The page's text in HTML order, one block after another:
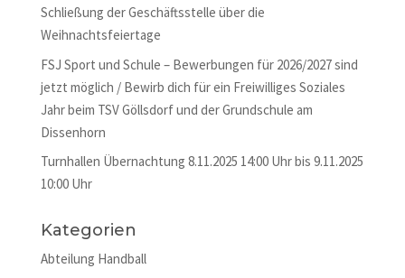
Schließung der Geschäftsstelle über die
Weihnachtsfeiertage
FSJ Sport und Schule – Bewerbungen für 2026/2027 sind
jetzt möglich / Bewirb dich für ein Freiwilliges Soziales
Jahr beim TSV Göllsdorf und der Grundschule am
Dissenhorn
Turnhallen Übernachtung 8.11.2025 14:00 Uhr bis 9.11.2025
10:00 Uhr
Kategorien
Abteilung Handball